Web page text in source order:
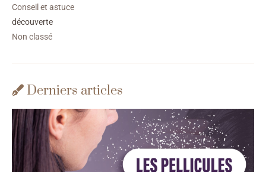
Conseil et astuce
découverte
Non classé
Derniers articles